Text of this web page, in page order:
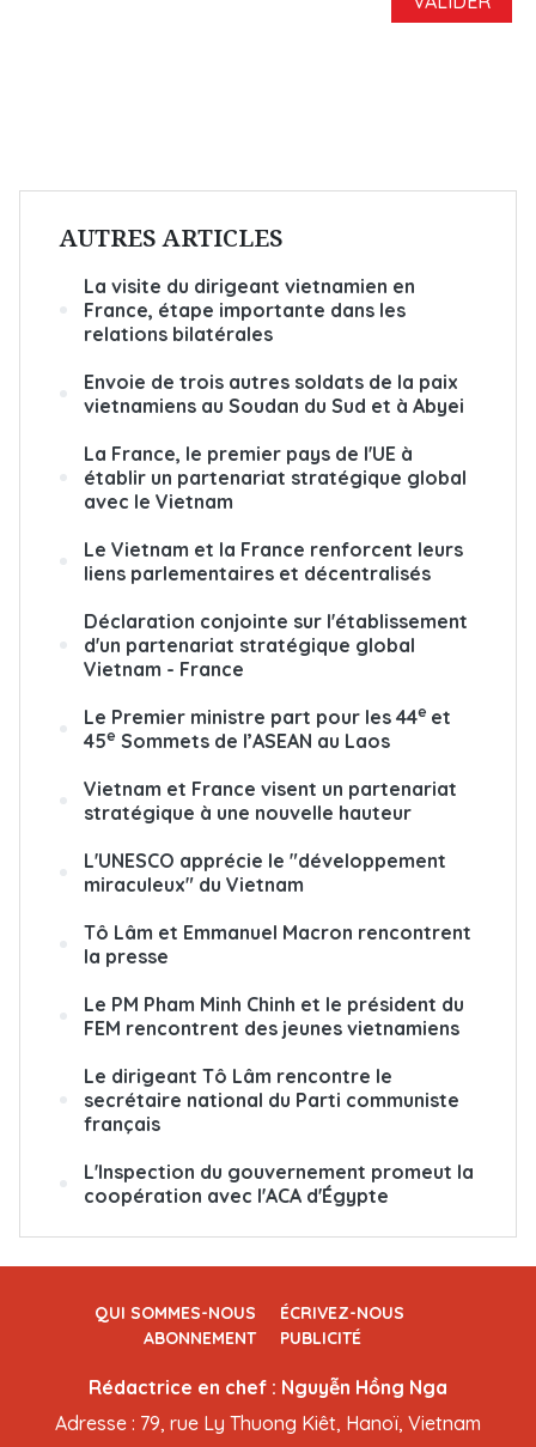
AUTRES ARTICLES
La visite du dirigeant vietnamien en
France, étape importante dans les
relations bilatérales
Envoie de trois autres soldats de la paix
vietnamiens au Soudan du Sud et à Abyei
La France, le premier pays de l'UE à
établir un partenariat stratégique global
avec le Vietnam
Le Vietnam et la France renforcent leurs
liens parlementaires et décentralisés
Déclaration conjointe sur l'établissement
d'un partenariat stratégique global
Vietnam - France
Le Premier ministre part pour les 44e et
45e Sommets de l’ASEAN au Laos
Vietnam et France visent un partenariat
stratégique à une nouvelle hauteur
L'UNESCO apprécie le "développement
miraculeux" du Vietnam
Tô Lâm et Emmanuel Macron rencontrent
la presse
Le PM Pham Minh Chinh et le président du
FEM rencontrent des jeunes vietnamiens
Le dirigeant Tô Lâm rencontre le
secrétaire national du Parti communiste
français
L'Inspection du gouvernement promeut la
coopération avec l'ACA d'Égypte
QUI SOMMES-NOUS
ÉCRIVEZ-NOUS
ABONNEMENT
PUBLICITÉ
Rédactrice en chef : Nguyễn Hồng Nga
Adresse : 79, rue Ly Thuong Kiêt, Hanoï, Vietnam